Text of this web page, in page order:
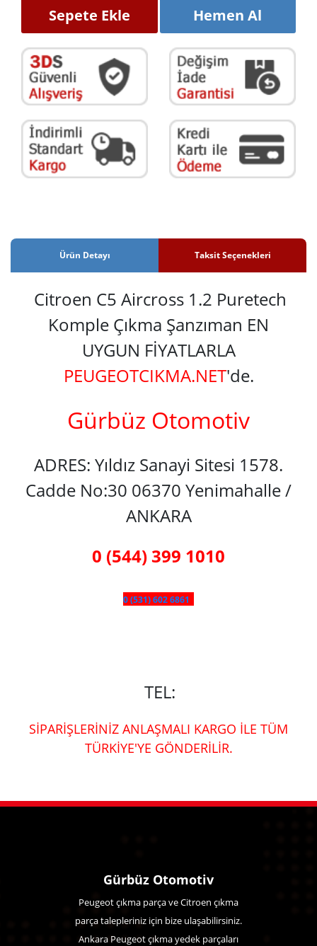
Sepete Ekle Hemen Al
Ürün Detayı Taksit Seçenekleri
Citroen C5 Aircross 1.2 Puretech
Komple Çıkma Şanzıman EN
UYGUN FİYATLARLA
PEUGEOTCIKMA.NET'de.
Gürbüz Otomotiv
ADRES: Yıldız Sanayi Sitesi 1578.
Cadde No:30 06370 Yenimahalle /
ANKARA
0 (544) 399 1010
0 (531) 602 6861
TEL:
SİPARİŞLERİNİZ ANLAŞMALI KARGO İLE TÜM
TÜRKİYE'YE GÖNDERİLİR.
Gürbüz Otomotiv
Peugeot çıkma parça ve Citroen çıkma
parça talepleriniz için bize ulaşabilirsiniz.
Ankara Peugeot çıkma yedek parçaları